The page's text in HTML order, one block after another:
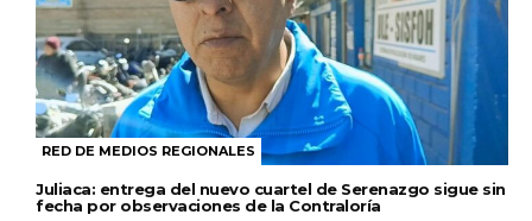
RED DE MEDIOS REGIONALES
Juliaca: entrega del nuevo cuartel de Serenazgo sigue sin
fecha por observaciones de la Contraloría